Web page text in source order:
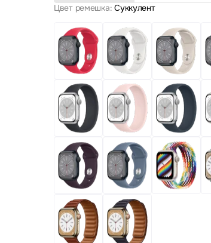
Цвет ремешка: Суккулент